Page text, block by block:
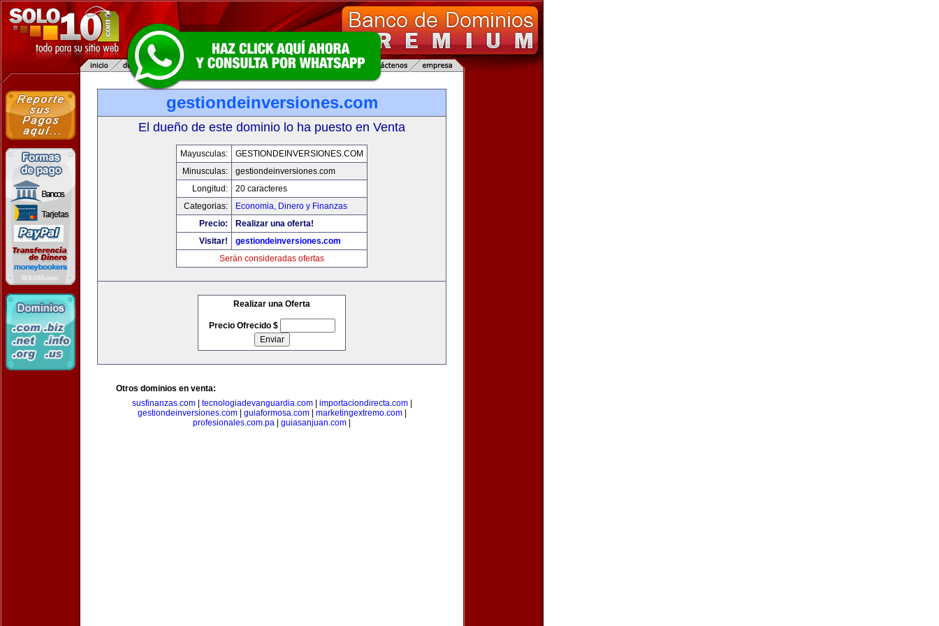
gestiondeinversiones.com
El dueño de este dominio lo ha puesto en Venta
Mayusculas:
GESTIONDEINVERSIONES.COM
Minusculas:
gestiondeinversiones.com
Longitud:
20 caracteres
Categorias:
Economia, Dinero y Finanzas
Precio:
Realizar una oferta!
Visitar!
gestiondeinversiones.com
Serán consideradas ofertas
Realizar una Oferta
Precio Ofrecido $
Otros dominios en venta:
susfinanzas.com| tecnologiadevanguardia.com| importaciondirecta.com|
gestiondeinversiones.com| guiaformosa.com| marketingextremo.com|
profesionales.com.pa
guiasanjuan.com